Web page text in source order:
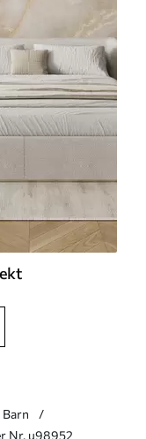
Nr. u98952